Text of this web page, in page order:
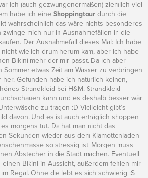
ich (auch gezwungenermaßen) ziemlich viel
habe ich eine Shoppingtour durch die
wahrscheinlich das wäre nichts besonderes
zwinge mich nur in Ausnahmefällen in die
Der Ausnahmefall dieses Mal: Ich habe
wie ich drum herum kam, aber ich habe
Bikini mehr der mir passt. Da ich aber
Sommer etwas Zeit am Wasser zu verbringen
her. Gefunden habe ich natürlich keinen,
Strandkleid bei H&M. Strandkleid
kann und es deshalb besser wär
zu tragen :D Vielleicht gibt’s
davon. Und es ist auch erträglich shoppen
morgens tut. Da hat man nicht das
Sekunden wieder aus dem Klamottenladen
so stressig ist. Morgen muss
Abstecher in die Stadt machen. Eventuell
einen Bikini in Aussicht, außerdem fehlen mir
Regal. Ohne die lebt es sich schwierig :S